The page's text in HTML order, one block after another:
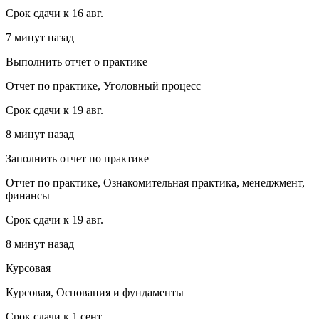
Срок сдачи к 16 авг.
7 минут назад
Выполнить отчет о практике
Отчет по практике, Уголовный процесс
Срок сдачи к 19 авг.
8 минут назад
Заполнить отчет по практике
Отчет по практике, Ознакомительная практика, менеджмент,
финансы
Срок сдачи к 19 авг.
8 минут назад
Курсовая
Курсовая, Основания и фундаменты